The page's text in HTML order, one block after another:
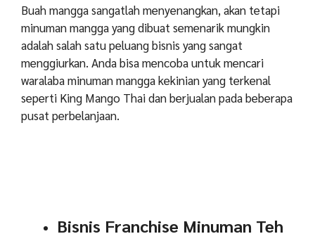
Buah mangga sangatlah menyenangkan, akan tetapi
minuman mangga yang dibuat semenarik mungkin
adalah salah satu peluang bisnis yang sangat
menggiurkan. Anda bisa mencoba untuk mencari
waralaba minuman mangga kekinian yang terkenal
seperti King Mango Thai dan berjualan pada beberapa
pusat perbelanjaan.
Bisnis Franchise Minuman Teh